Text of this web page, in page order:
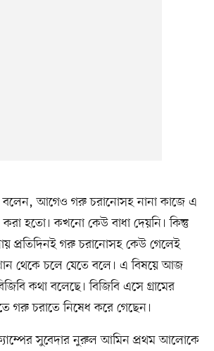
বলেন, আগেও গরু চরানোসহ নানা কাজে এ
হতো। কখনো কেউ বাধা দেয়নি। কিন্তু
প্রতিদিনই গরু চরানোসহ কেউ গেলেই
থেকে চলে যেতে বলে। এ বিষয়ে আজ
কথা বলেছে। বিজিবি এসে গ্রামের
গরু চরাতে নিষেধ করে গেছেন।
সুবেদার নুরুল আমিন প্রথম আলোকে